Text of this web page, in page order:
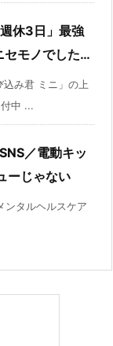
休3日」最強
モノでした…
み君 ミニ」の上
中 ...
／電動キッ
ーじゃない
ンタルヘルスケア